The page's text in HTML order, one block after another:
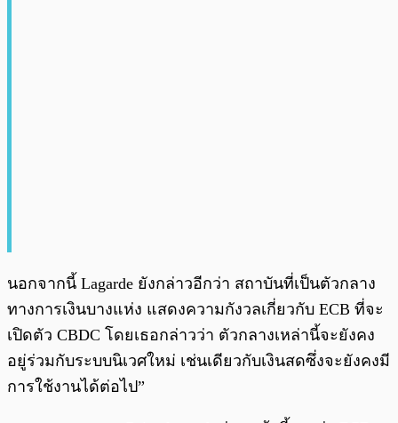
นอกจากนี้ Lagarde ยังกล่าวอีกว่า สถาบันที่เป็นตัวกลาง
ทางการเงินบางแห่ง แสดงความกังวลเกี่ยวกับ ECB ที่จะ
เปิดตัว CBDC โดยเธอกล่าวว่า ตัวกลางเหล่านี้จะยังคง
อยู่ร่วมกับระบบนิเวศใหม่ เช่นเดียวกับเงินสดซึ่งจะยังคงมี
การใช้งานได้ต่อไป”